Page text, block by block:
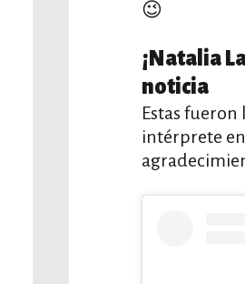
😉
¡Natalia
noticia
Estas
intérprete